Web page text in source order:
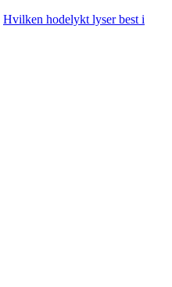
Hvilken hodelykt lyser best i